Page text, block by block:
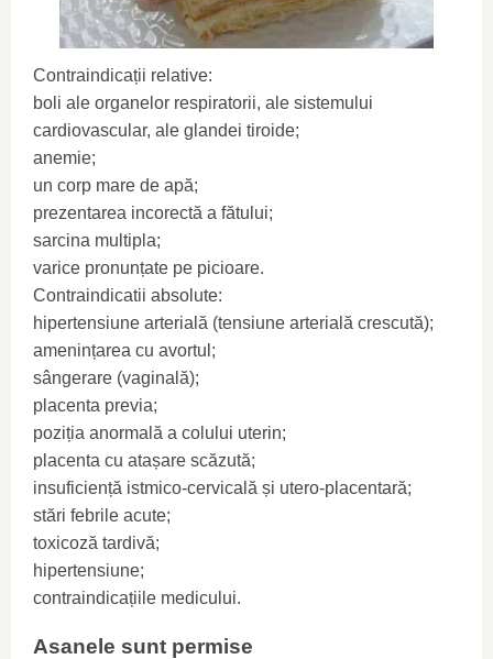
Contraindicații relative:
boli ale organelor respiratorii, ale sistemului
cardiovascular, ale glandei tiroide;
anemie;
un corp mare de apă;
prezentarea incorectă a fătului;
sarcina multipla;
varice pronunțate pe picioare.
Contraindicatii absolute:
hipertensiune arterială (tensiune arterială crescută);
amenințarea cu avortul;
sângerare (vaginală);
placenta previa;
poziția anormală a colului uterin;
placenta cu atașare scăzută;
insuficiență istmico-cervicală și utero-placentară;
stări febrile acute;
toxicoză tardivă;
hipertensiune;
contraindicațiile medicului.
Asanele sunt permise